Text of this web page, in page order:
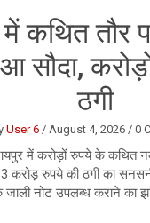
में कथित तौर
सौदा,
ठगी
User 6/ August 4, 2026/ 0
में करोड़ों रुपये के कथित
करोड़ रुपये की ठगी का
जाली नोट उपलब्ध कराने का